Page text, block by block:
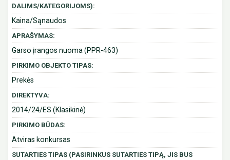
DALIMS/KATEGORIJOMS):
Kaina/Sąnaudos
APRAŠYMAS:
Garso įrangos nuoma (PPR-463)
PIRKIMO OBJEKTO TIPAS:
Prekės
DIREKTYVA:
2014/24/ES (Klasikinė)
PIRKIMO BŪDAS:
Atviras konkursas
SUTARTIES TIPAS (PASIRINKUS SUTARTIES TIPĄ, JIS BUS